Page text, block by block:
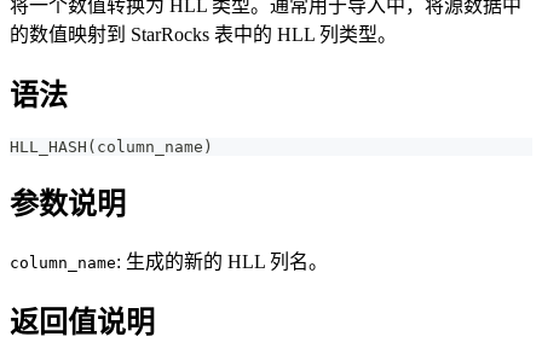
将一个数值转换为 HLL 类型。通常用于导入中，将源数据中
的数值映射到 StarRocks 表中的 HLL 列类型。
语法
HLL_HASH(column_name)
参数说明
column_name: 生成的新的 HLL 列名。
返回值说明